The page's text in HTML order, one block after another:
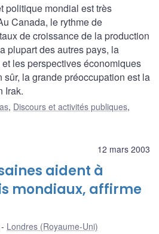
politique mondial est très
Canada, le rythme de
de croissance de la production
plupart des autres pays, la
les perspectives économiques
la grande préoccupation est la
Irak.
, Discours et activités publiques,
12 mars 2003
aident à
mondiaux, affirme
Londres (Royaume-Uni)